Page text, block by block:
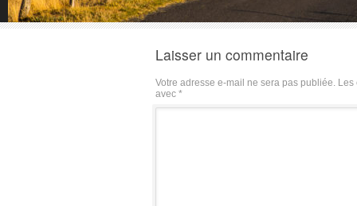
Laisser un commentaire
Votre adresse e-mail ne sera pas publiée. Les
avec *